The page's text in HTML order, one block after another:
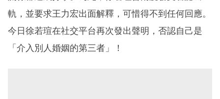
軌，並要求王力宏出面解釋，可惜得不到任何回應。
今日徐若瑄在社交平台再次發出聲明，否認自己是
「介入別人婚姻的第三者」！